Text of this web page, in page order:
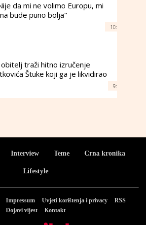
da mi ne volimo Europu, mi
bude puno bolja"
10:
traži hitno izručenje
Štuke koji ga je likvidirao
9:
Interview Teme Crna kronika
Lifestyle
Impressum Uvjeti korištenja i privacy
RSS
Dojavi vijest
Kontakt